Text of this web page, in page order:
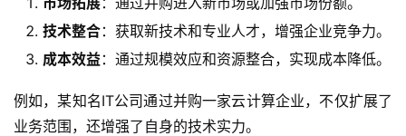
技术整合：获取新技术和专业人才，增强企业竞争力。
成本效益：通过规模效应和资源整合，实现成本降低。
例如，某知名IT公司通过并购一家云计算企业，不仅扩展了
业务范围，还增强了自身的技术实力。